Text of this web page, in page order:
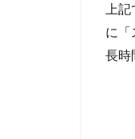
上
に「
長時